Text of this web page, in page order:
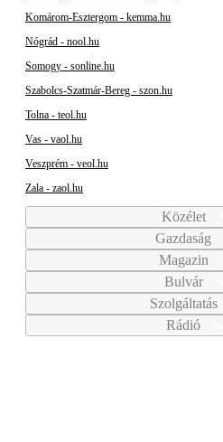
Komárom-Esztergom - kemma.hu
Nógrád - nool.hu
Somogy - sonline.hu
Szabolcs-Szatmár-Bereg - szon.hu
Tolna - teol.hu
Vas - vaol.hu
Veszprém - veol.hu
Zala - zaol.hu
Közélet
Gazdaság
Magazin
Bulvár
Szolgáltatás
Rádió